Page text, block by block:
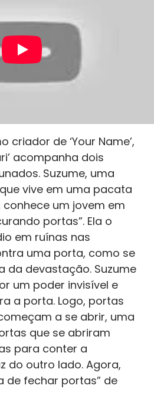
criador de ‘Your Name’,
acompanha dois
Suzume, uma
vive em uma pacata
conhece um jovem em
portas”. Ela o
em ruínas nas
uma porta, como se
da devastação. Suzume
um poder invisível e
a porta. Logo, portas
a se abrir, uma
que se abriram
para conter a
do outro lado. Agora,
de fechar portas” de